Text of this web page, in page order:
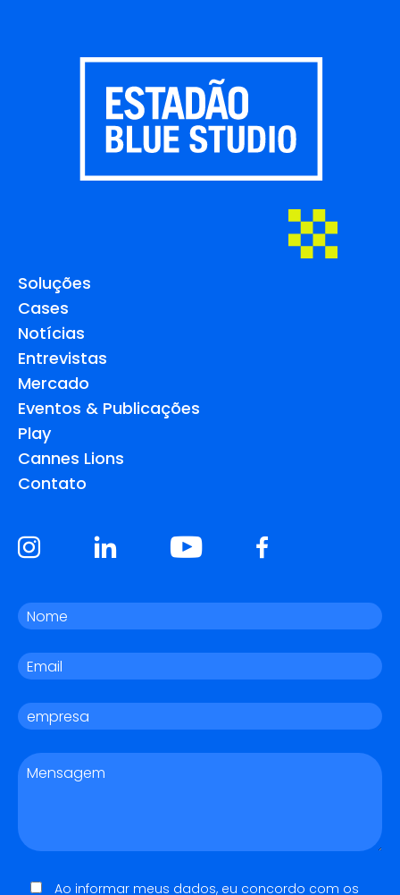
Soluções
Cases
Notícias
Entrevistas
Mercado
Eventos & Publicações
Play
Cannes Lions
Contato
Ao informar meus dados, eu concordo com os